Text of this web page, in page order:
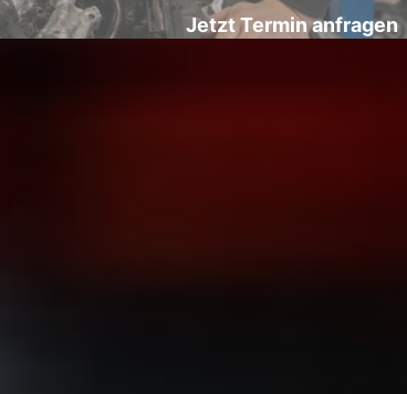
Jetzt Termin anfragen